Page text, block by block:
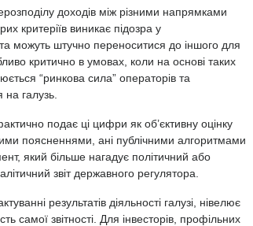
доходів між різними напрямками
критеріїв виникає підозра у
можуть штучно переноситися до іншого для
критично в умовах, коли на основі таких
“ринкова сила” операторів та
галузь.
подає ці цифри як об’єктивну оцінку
поясненнями, ані публічними алгоритмами
який більше нагадує політичний або
звіт державного регулятора.
результатів діяльності галузі, нівелює
самої звітності. Для інвесторів, профільних